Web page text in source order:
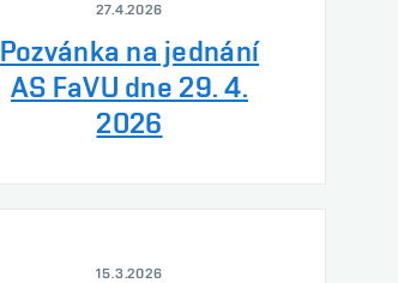
27.4.2026
Pozvánka na jednání
AS FaVU dne 29. 4.
2026
15.3.2026